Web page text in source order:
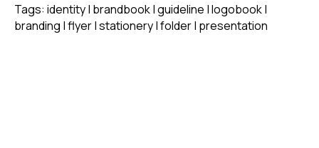
Tags: identity | brandbook | guideline | logobook |
branding | flyer | stationery | folder | presentation